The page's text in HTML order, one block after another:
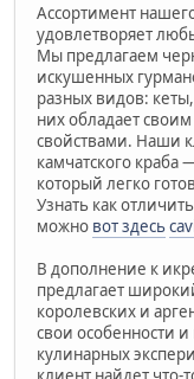
Ассортимент
удовлетворяет
Мы предлагаем
искушенных
разных видов:
них обладает
свойствами. Наши
камчатского
который легко
Узнать как
можно вот здесь
В дополнение к
предлагает
королевских и
свои особенности
кулинарных